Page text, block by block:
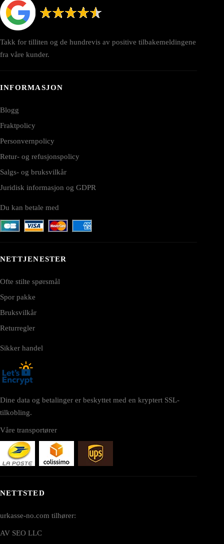
Takk for tilliten og de hundrevis av positive tilbakemeldingene
fra våre kunder.
INFORMASJON
Blogg
Fraktpolicy
Personvernpolicy
Retur- og refusjonspolicy
Salgs- og bruksvilkår
Juridisk informasjon og GDPR
Du kan betale med
NETTJENESTER
Ofte stilte spørsmål
Spor pakke
Bruksvilkår
Returregler
Sikker handel
Dine data og betalinger er beskyttet med en kryptert SSL-
tilkobling.
Våre transportører
NETTSTED
urkasse-no.com tilhører:
AV SEO LLC